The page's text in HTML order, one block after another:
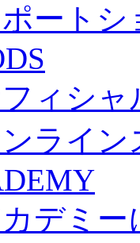
ートシ
ィシャ
ライン
デミー